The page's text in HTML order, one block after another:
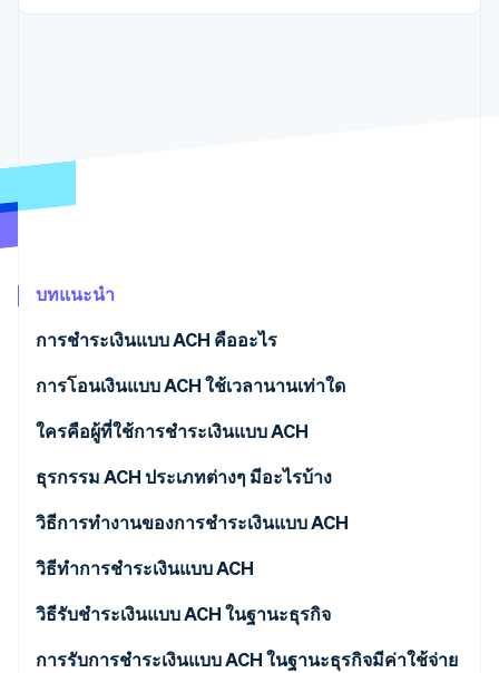
การก่อตั้งบริษัทสตาร์ทอัพ
Stripe Sessions 2026
AI อย่างไร
บริการเฉพาะทาง
บทแนะนำ
การชำระเงินแบบ ACH คืออะไร
การโอนเงินแบบ ACH ใช้เวลานานเท่าใด
ใครคือผู้ที่ใช้การชำระเงินแบบ ACH
ธุรกรรม ACH ประเภทต่างๆ มีอะไรบ้าง
การฝากบัญชีอัตโนมัติแบบ ACH
การชำระเงินอัตโนมัติแบบ ACH
วิธีการทำงานของการชำระเงินแบบ ACH
วิธีทำการชำระเงินแบบ ACH
วิธีรับชำระเงินแบบ ACH ในฐานะธุรกิจ
1. สมัครบัญชีธนาคารสำหรับธุรกิจ
การรับการชำระเงินแบบ ACH ในฐานะธุรกิจมีค่าใช้จ่าย